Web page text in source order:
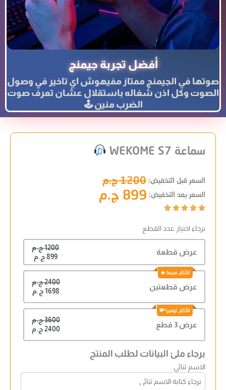
أفضل تجربة جيمنج
صوتها في الجيمنج ممتاز مفيهوش اي تاخير في وصول
الصوت وكل اذن شغاله باستقلال عشان تعرف صوت
الضرب منين 🕹
سماعة WEKOME S7
السعر قبل التخفيض: 1200 ج.م
السعر بعد التخفيض: 899 ج.م





برجاء اختيار عدد القطع
عرض قطعة
1200 ج.م
899 ج.م
عرض قطعتين
2400 ج.م
1698 ج.م
عرض 3 قطع
3600 ج.م
2400 ج.م
برجاء ملئ البيانات لطلب المنتج
الاسم ثنائي